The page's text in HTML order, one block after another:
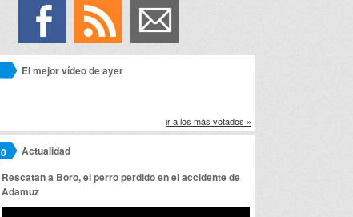
El mejor vídeo de ayer
ir a los más votados »
Actualidad
0
Rescatan a Boro, el perro perdido en el accidente de
Adamuz